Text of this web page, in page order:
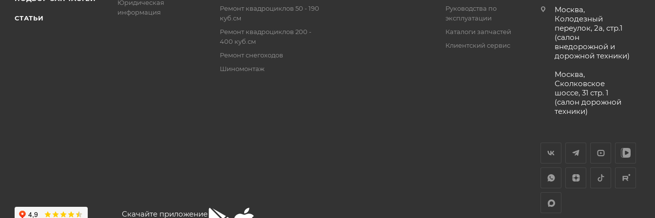
СТАТЬИ
Юридическая
информация
Ремонт квадроциклов 50 - 190
куб.см
Ремонт квадроциклов 200 -
400 куб.см
Ремонт снегоходов
Шиномонтаж
Руководства по
эксплуатации
Каталоги запчастей
Клиентский сервис
Москва,
Колодезный
переулок, 2а, стр.1
(салон
внедорожной и
дорожной техники)
Москва,
Сколковское
шоссе, 31 стр. 1
(салон дорожной
техники)
Скачайте приложение